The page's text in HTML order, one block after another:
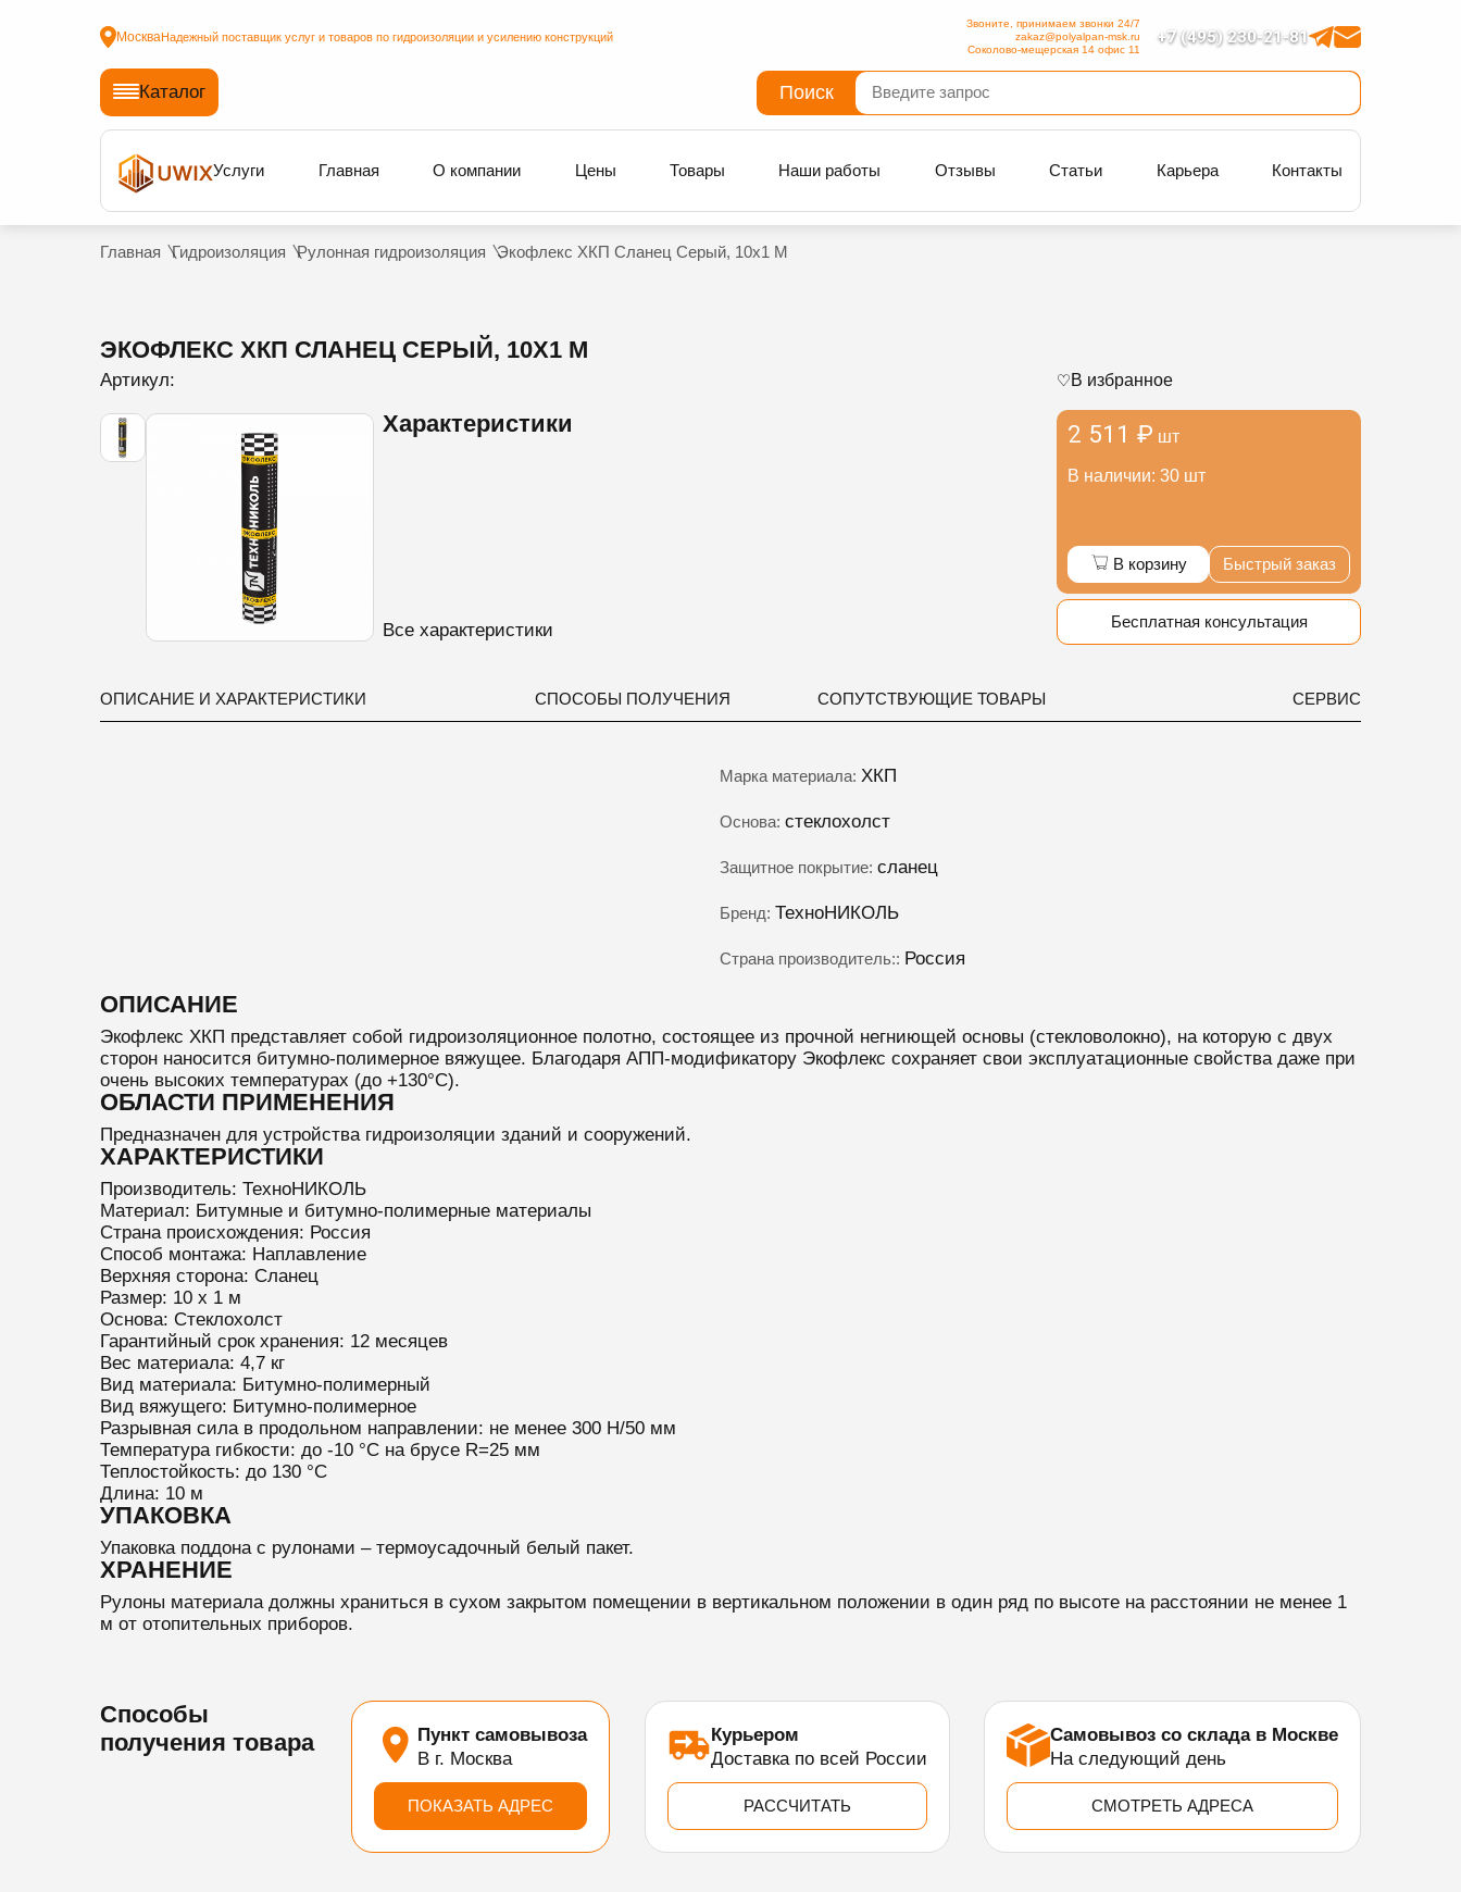
МоскваНадежный поставщик услуг и товаров по гидроизоляции и усилению конструкций +7 (495) 230-21-81
Звоните, принимаем звонки 24/7
zakaz@polyalpan-msk.ru
Соколово-мещерская 14 офис 11
Каталог Поиск
Услуги Главная О компании Цены Товары Наши работы Отзывы Статьи Карьера Контакты
Главная Гидроизоляция Рулонная гидроизоляция Экофлекс ХКП Сланец Серый, 10х1 М
ЭКОФЛЕКС ХКП СЛАНЕЦ СЕРЫЙ, 10Х1 М
Артикул:
Характеристики
Все характеристики
2 511 ₽ шт
В наличии: 30 шт
В избранное
В корзину Быстрый заказ
Бесплатная консультация
ОПИСАНИЕ И ХАРАКТЕРИСТИКИ СПОСОБЫ ПОЛУЧЕНИЯ СОПУТСТВУЮЩИЕ ТОВАРЫ СЕРВИС
Марка материала: ХКП
Основа: стеклохолст
Защитное покрытие: сланец
Бренд: ТехноНИКОЛЬ
Страна производитель:: Россия
ОПИСАНИЕ
Экофлекс ХКП представляет собой гидроизоляционное полотно, состоящее из прочной негниющей основы (стекловолокно), на которую с двух
сторон наносится битумно-полимерное вяжущее. Благодаря АПП-модификатору Экофлекс сохраняет свои эксплуатационные свойства даже при
очень высоких температурах (до +130°С).
ОБЛАСТИ ПРИМЕНЕНИЯ
Предназначен для устройства гидроизоляции зданий и сооружений.
ХАРАКТЕРИСТИКИ
Производитель: ТехноНИКОЛЬ
Материал: Битумные и битумно-полимерные материалы
Страна происхождения: Россия
Способ монтажа: Наплавление
Верхняя сторона: Сланец
Размер: 10 х 1 м
Основа: Стеклохолст
Гарантийный срок хранения: 12 месяцев
Вес материала: 4,7 кг
Вид материала: Битумно-полимерный
Вид вяжущего: Битумно-полимерное
Разрывная сила в продольном направлении: не менее 300 Н/50 мм
Температура гибкости: до -10 °C на брусе R=25 мм
Теплостойкость: до 130 °C
Длина: 10 м
УПАКОВКА
Упаковка поддона с рулонами – термоусадочный белый пакет.
ХРАНЕНИЕ
Рулоны материала должны храниться в сухом закрытом помещении в вертикальном положении в один ряд по высоте на расстоянии не менее 1
м от отопительных приборов.
Способы
получения товара
Пункт самовывоза
В г. Москва
ПОКАЗАТЬ АДРЕС
Курьером
Доставка по всей России
РАССЧИТАТЬ
Самовывоз со склада в Москве
На следующий день
СМОТРЕТЬ АДРЕСА